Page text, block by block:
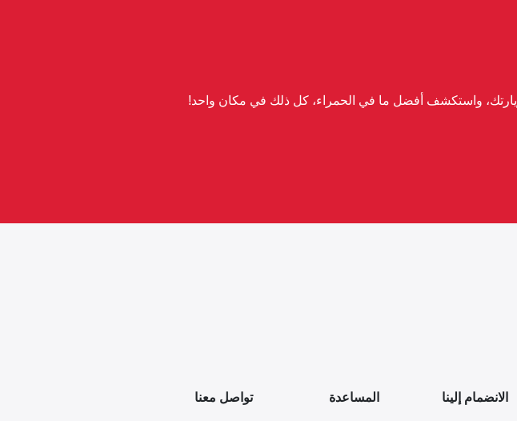
واستكشف أفضل ما في الحمراء، كل ذلك في مكان واحد!
الانضمام إلينا المساعدة تواصل معنا